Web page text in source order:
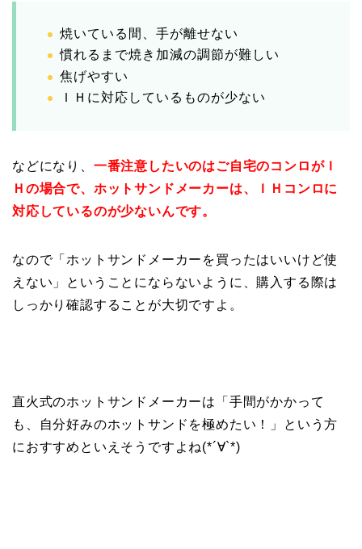
焼いている間、手が離せない
慣れるまで焼き加減の調節が難しい
焦げやすい
ＩＨに対応しているものが少ない
などになり、 一番注意したいのはご自宅のコンロがＩ
Ｈの場合で、ホットサンドメーカーは、ＩＨコンロに
対応しているのが少ないんです。
なので「ホットサンドメーカーを買ったはいいけど使
えない」ということにならないように、購入する際は
しっかり確認することが大切ですよ。
直火式のホットサンドメーカーは「手間がかかって
も、自分好みのホットサンドを極めたい！」という方
におすすめといえそうですよね(*´∀`*)